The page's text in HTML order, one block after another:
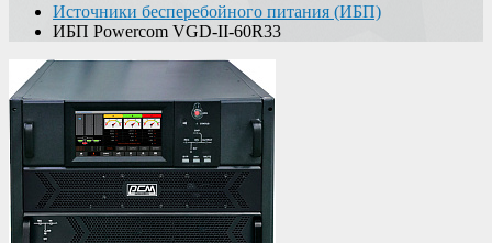
Источники бесперебойного питания (ИБП)
ИБП Powercom VGD-II-60R33